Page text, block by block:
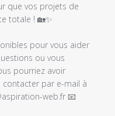
que vos projets de
totale ! 🏡✨
pour vous aider
ou vous
pourriez avoir
contacter par e-mail à
web.fr 📧